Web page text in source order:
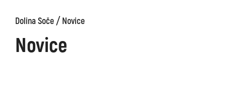
Dolina Soče/Novice
Novice